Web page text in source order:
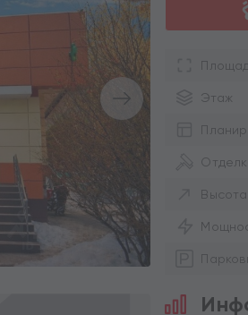
Этаж